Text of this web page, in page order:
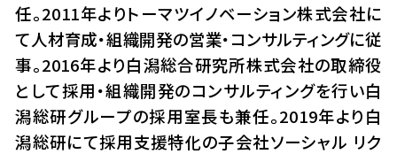
任。2011年よりトーマツイノベーション株式会社に
て人材育成・組織開発の営業・コンサルティングに従
事。2016年より白潟総合研究所株式会社の取締役
として採用・組織開発のコンサルティングを行い白
潟総研グループの採用室長も兼任。2019年より白
潟総研にて採用支援特化の子会社ソーシャル リク